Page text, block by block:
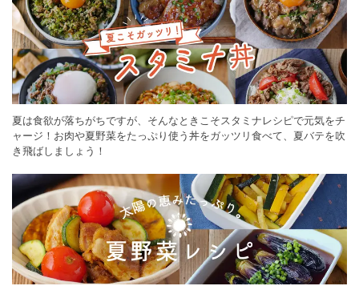
夏は食欲が落ちがちですが、そんなときこそスタミナレシピで元気をチ
ャージ！お肉や夏野菜をたっぷり使う丼をガッツリ食べて、夏バテを吹
き飛ばしましょう！